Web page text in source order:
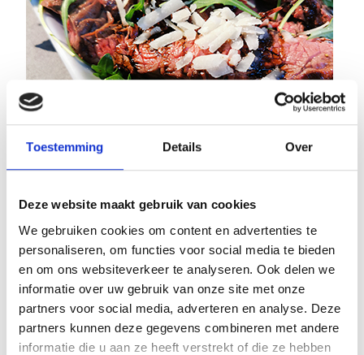
Toestemming Details Over
Deze website maakt gebruik van cookies
We gebruiken cookies om content en advertenties te
personaliseren, om functies voor social media te bieden
en om ons websiteverkeer te analyseren. Ook delen we
informatie over uw gebruik van onze site met onze
partners voor social media, adverteren en analyse. Deze
partners kunnen deze gegevens combineren met andere
informatie die u aan ze heeft verstrekt of die ze hebben